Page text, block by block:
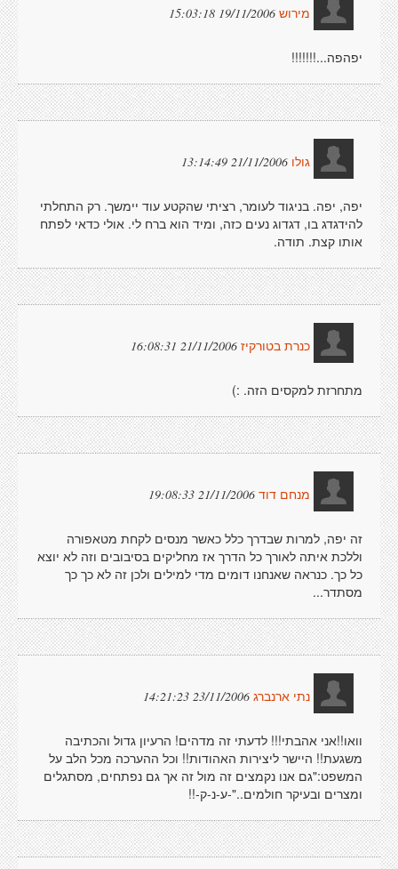
מירוש 19/11/2006 15:03:18
יפהפה...!!!!!!!
גולו 21/11/2006 13:14:49
יפה, יפה. בניגוד לעומר, רציתי שהקטע עוד יימשך. רק התחלתי
להידגדג בו, דגדוג נעים כזה, ומיד הוא ברח לי. אולי כדאי לפתח
אותו קצת. תודה.
כנרת בטורקיז 21/11/2006 16:08:31
מתחרזת למקסים הזה. :)
מנחם דוד 21/11/2006 19:08:33
זה יפה, למרות שבדרך כלל כאשר מנסים לקחת מטאפורה
וללכת איתה לאורך כל הדרך אז מחליקים בסיבובים וזה לא יוצא
כל כך. כנראה שאנחנו דומים מדי למילים ולכן זה לא כך כך
מסתדר...
נתי ארנברג 23/11/2006 14:21:23
וואו!!אני אהבתי!!! לדעתי זה מדהים! הרעיון גדול והכתיבה
משגעת!! היישר ליצירות האהודות!! וכל ההערכה מכל הלב על
המשפט:"גם אנו נקמצים זה מול זה אך גם נפתחים, מסתגלים
ומצרים ובעיקר חולמים.."-ע-נ-ק-!!